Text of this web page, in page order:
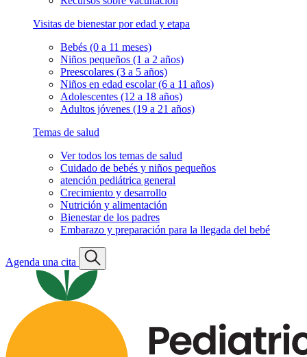
Visitas de bienestar por edad y etapa
Bebés (0 a 11 meses)
Niños pequeños (1 a 2 años)
Preescolares (3 a 5 años)
Niños en edad escolar (6 a 11 años)
Adolescentes (12 a 18 años)
Adultos jóvenes (19 a 21 años)
Temas de salud
Ver todos los temas de salud
Cuidado de bebés y niños pequeños
atención pediátrica general
Crecimiento y desarrollo
Nutrición y alimentación
Bienestar de los padres
Embarazo y preparación para la llegada del bebé
Agenda una cita